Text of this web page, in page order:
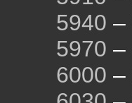
5940 –
5970 –
6000 –